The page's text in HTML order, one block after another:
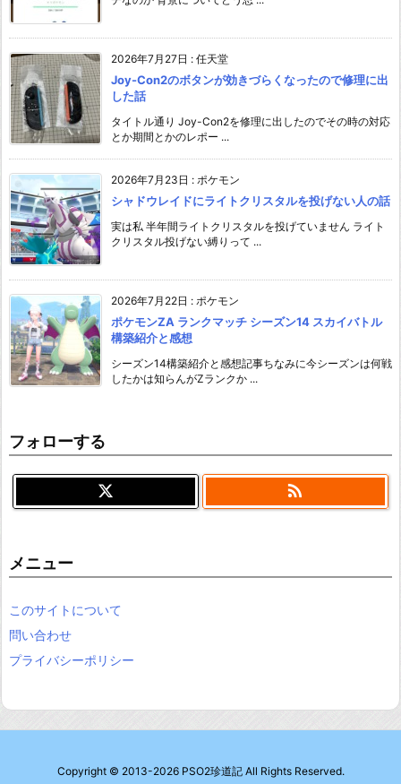
2026年7月27日 : 任天堂
Joy-Con2のボタンが効きづらくなったので修理に出
した話
タイトル通り Joy-Con2を修理に出したのでその時の対応
とか期間とかのレポー ...
2026年7月23日 : ポケモン
シャドウレイドにライトクリスタルを投げない人の話
実は私 半年間ライトクリスタルを投げていません ライト
クリスタル投げない縛りって ...
2026年7月22日 : ポケモン
ポケモンZA ランクマッチ シーズン14 スカイバトル
構築紹介と感想
シーズン14構築紹介と感想記事ちなみに今シーズンは何戦
したかは知らんがZランクか ...
フォローする

メニュー
このサイトについて
問い合わせ
プライバシーポリシー
Copyright © 2013-2026 PSO2珍道記All Rights Reserved.